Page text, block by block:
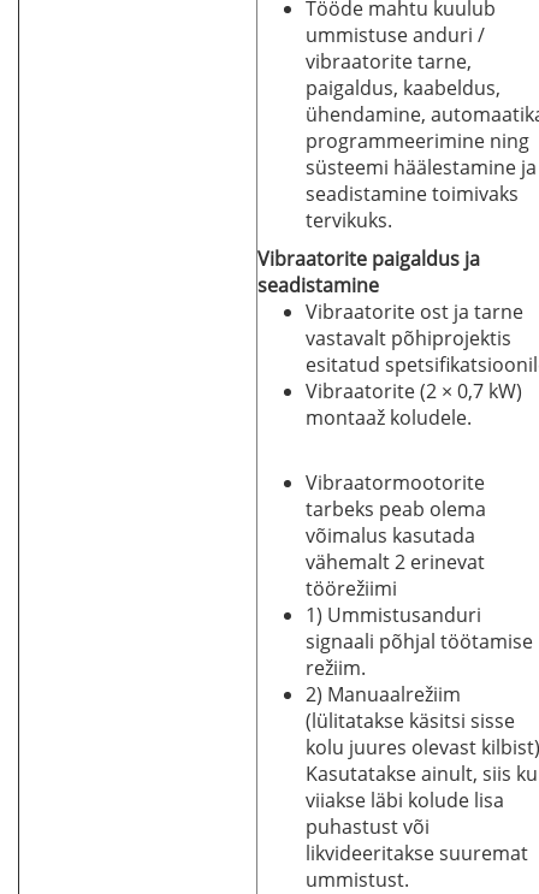
Tööde mahtu kuulub
ummistuse anduri /
vibraatorite tarne,
paigaldus, kaabeldus,
ühendamine,
programmeerimine ning
süsteemi häälestamine ja
seadistamine toimivaks
tervikuks.
Vibraatorite paigaldus ja
seadistamine
Vibraatorite ost ja tarne
vastavalt põhiprojektis
esitatud
Vibraatorite (2 × 0,7 kW)
montaaž koludele.
Vibraatormootorite
tarbeks peab olema
võimalus kasutada
vähemalt 2 erinevat
töörežiimi
1) Ummistusanduri
signaali põhjal töötamise
režiim.
2) Manuaalrežiim
(lülitatakse käsitsi sisse
kolu juures olevast
Kasutatakse ainult, siis
viiakse läbi kolude lisa
puhastust või
likvideeritakse suuremat
ummistust.